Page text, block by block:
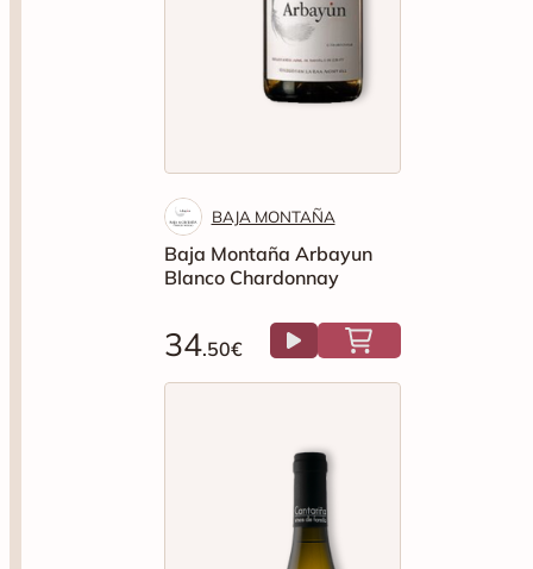
BAJA MONTAÑA
Baja Montaña Arbayun
Blanco Chardonnay
34.50€